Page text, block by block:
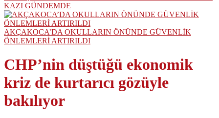
KAZI GÜNDEMDE
AKÇAKOCA’DA OKULLARIN ÖNÜNDE GÜVENLİK
ÖNLEMLERİ ARTIRILDI
CHP’nin düştüğü ekonomik
kriz de kurtarıcı gözüyle
bakılıyor